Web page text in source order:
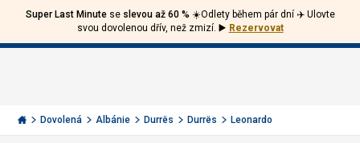
Jít
Invia.cz
Volejte
226
000
Přihlásit
se
Dovolená Albánie Durrës Durrës Leonardo
Super Last Minutese slevou až 60 % ☀️Odlety během pár dní ✈️ Ulovte
svou dovolenou dřív, než zmizí. ▶️ Rezervovat